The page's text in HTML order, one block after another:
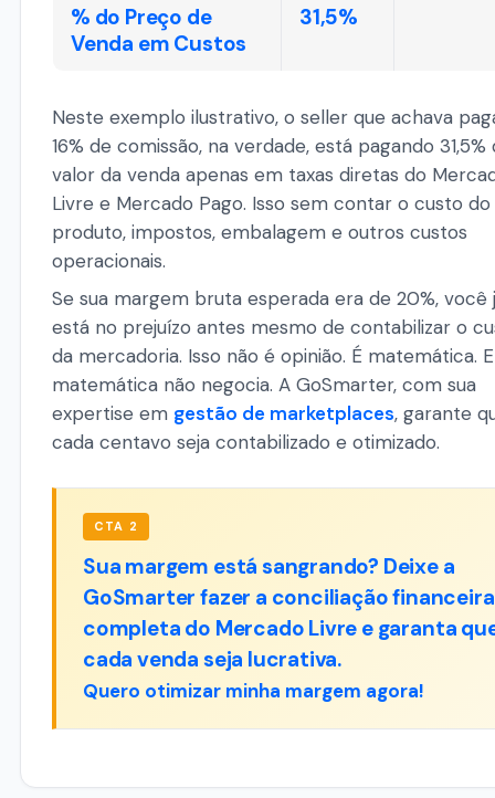
% do Preço de
Venda em Custos
31,5%
Neste exemplo ilustrativo, o seller que achava
16% de comissão, na verdade, está pagando 31,5%
valor da venda apenas em taxas diretas do
Livre e Mercado Pago. Isso sem contar o custo do
produto, impostos, embalagem e outros custos
operacionais.
Se sua margem bruta esperada era de 20%, você
está no prejuízo antes mesmo de contabilizar o
da mercadoria. Isso não é opinião. É matemática.
matemática não negocia. A GoSmarter, com sua
expertise em gestão de marketplaces, garante
cada centavo seja contabilizado e otimizado.
CTA 2
Sua margem está sangrando? Deixe a
GoSmarter fazer a conciliação financeira
completa do Mercado Livre e garanta
cada venda seja lucrativa.
Quero otimizar minha margem agora!